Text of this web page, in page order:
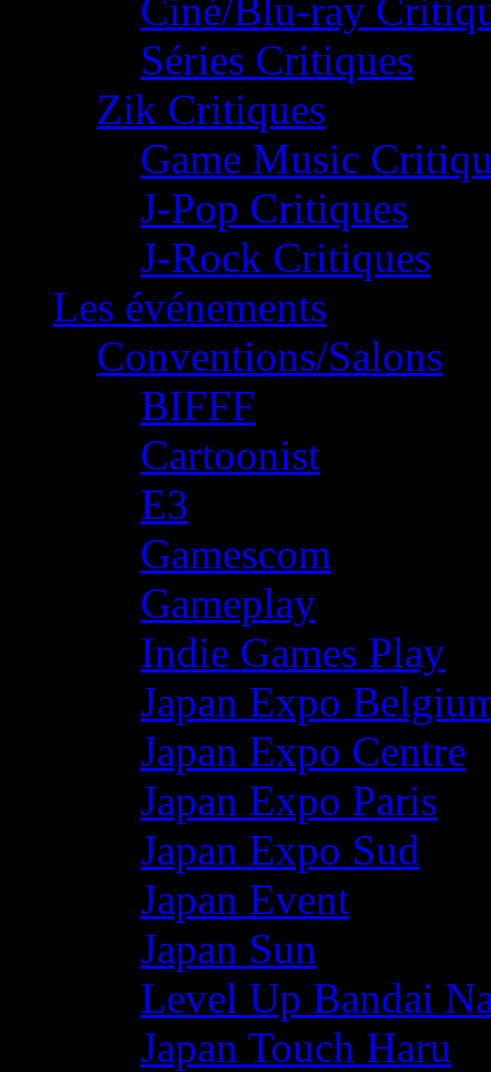
Ciné/Blu-ray
Séries Critiques
Zik Critiques
Game Music
J-Pop Critiques
J-Rock Critiques
Les événements
Conventions/Salons
BIFFF
Cartoonist
E3
Gamescom
Gameplay
Indie Games Play
Japan Expo
Japan Expo Centre
Japan Expo Paris
Japan Expo Sud
Japan Event
Japan Sun
Level Up Bandai
Japan Touch Haru